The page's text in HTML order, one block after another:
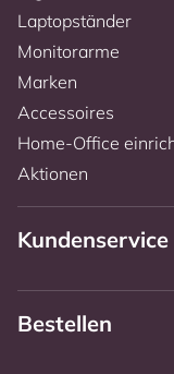
Laptopständer
Monitorarme
Marken
Accessoires
Home-Office
Aktionen
Kundenservice
Bestellen